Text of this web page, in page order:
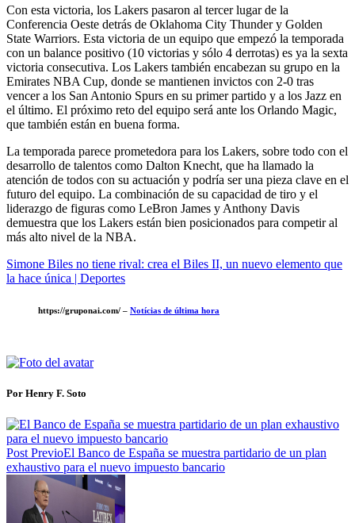
Con esta victoria, los Lakers pasaron al tercer lugar de la
Conferencia Oeste detrás de Oklahoma City Thunder y Golden
State Warriors. Esta victoria de un equipo que empezó la temporada
con un balance positivo (10 victorias y sólo 4 derrotas) es ya la sexta
victoria consecutiva. Los Lakers también encabezan su grupo en la
Emirates NBA Cup, donde se mantienen invictos con 2-0 tras
vencer a los San Antonio Spurs en su primer partido y a los Jazz en
el último. El próximo reto del equipo será ante los Orlando Magic,
que también están en buena forma.
La temporada parece prometedora para los Lakers, sobre todo con el
desarrollo de talentos como Dalton Knecht, que ha llamado la
atención de todos con su actuación y podría ser una pieza clave en el
futuro del equipo. La combinación de su capacidad de tiro y el
liderazgo de figuras como LeBron James y Anthony Davis
demuestra que los Lakers están bien posicionados para competir al
más alto nivel de la NBA.
Simone Biles no tiene rival: crea el Biles II, un nuevo elemento que
la hace única | Deportes
https://gruponai.com/ – Notícias de última hora
Por Henry F. Soto
Post PrevioEl Banco de España se muestra partidario de un plan
exhaustivo para el nuevo impuesto bancario